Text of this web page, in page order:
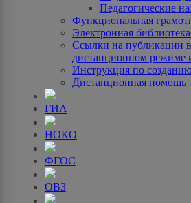
Педагогические
Функциональная
Электронная
Ссылки на публикации
дистанционном режиме
Инструкция по
Дистанционная помощь
ГИА
НОКО
ФГОС
ОВЗ